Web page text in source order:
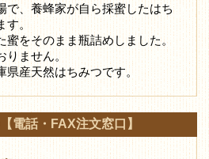
で、養蜂家が自ら採蜜したはち
す。
蜜をそのまま瓶詰めしました。
りません。
県産天然はちみつです。
電話・FAX注文窓口】